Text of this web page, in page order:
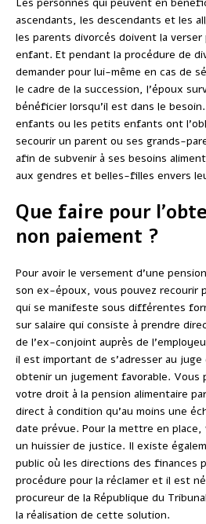
ascendants, les descendants et les
les parents divorcés doivent la
enfant. Et pendant la procédure de
demander pour lui-même en cas de
le cadre de la succession, l’époux
bénéficier lorsqu’il est dans le
enfants ou les petits enfants ont
secourir un parent ou ses grands-
afin de subvenir à ses besoins
aux gendres et belles-filles envers
Que faire pour
non paiement ?
Pour avoir le versement d’une
son ex-époux, vous pouvez recourir
qui se manifeste sous différentes
sur salaire qui consiste à prendre
de l’ex-conjoint auprès de
il est important de s’adresser au
obtenir un jugement favorable. Vous
votre droit à la pension alimentaire
direct à condition qu’au moins une
date prévue. Pour la mettre en place,
un huissier de justice. Il existe
public où les directions des finances
procédure pour la réclamer et il est
procureur de la République du
la réalisation de cette solution.